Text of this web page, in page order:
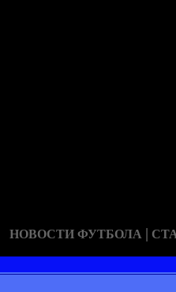
НОВОСТИ ФУТБОЛА |